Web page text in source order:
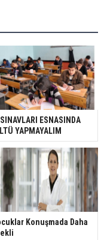
ESNASINDA
YAPMAYALIM
Konuşmada Daha